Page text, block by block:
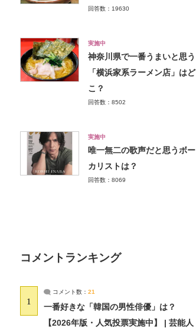
回答数：19630
実施中
神奈川県で一番うまいと思う
「横浜家系ラーメン店」はど
こ？
回答数：8502
実施中
唯一無二の歌声だと思うボー
カリストは？
回答数：8069
コメントランキング
1
コメント数： 21
一番好きな「韓国の男性俳優」は？
【2026年版・人気投票実施中】 | 芸能人